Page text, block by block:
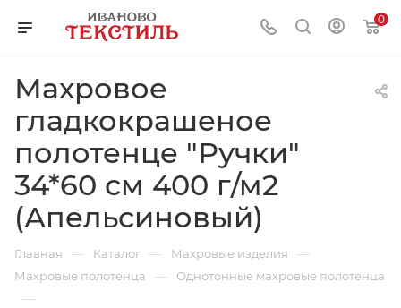
0
Махровое
гладкокрашеное
полотенце "Ручки"
34*60 см 400 г/м2
(Апельсиновый)
Главная — Каталог — Махровые изделия —
Махровые полотенца — Однотонные махровые полотенца
—